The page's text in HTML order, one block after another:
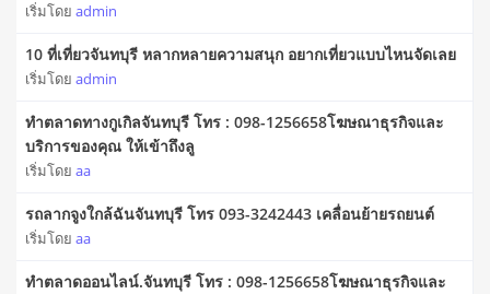
เริ่มโดย admin
10 ที่เที่ยวจันทบุรี หลากหลายความสนุก อยากเที่ยวแบบไหนจัดเลย
เริ่มโดย admin
ทำตลาดทางกูเกิลจันทบุรี โทร : 098-1256658โฆษณาธุรกิจและ
บริการของคุณ ให้เข้าถึงลู
เริ่มโดย aa
รถลากจูงใกล้ฉันจันทบุรี โทร 093-3242443 เคลื่อนย้ายรถยนต์
เริ่มโดย aa
ทำตลาดออนไลน์.จันทบุรี โทร : 098-1256658โฆษณาธุรกิจและ